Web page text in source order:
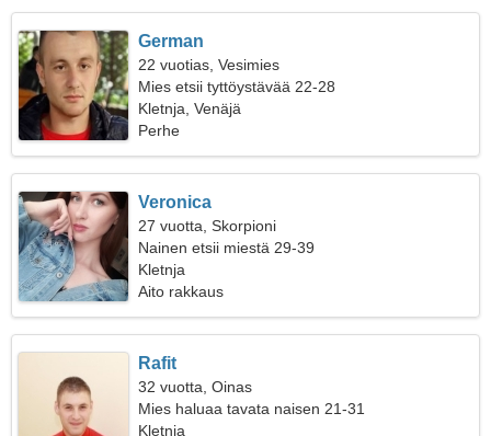
German
22 vuotias, Vesimies
Mies etsii tyttöystävää 22-28
Kletnja, Venäjä
Perhe
Veronica
27 vuotta, Skorpioni
Nainen etsii miestä 29-39
Kletnja
Aito rakkaus
Rafit
32 vuotta, Oinas
Mies haluaa tavata naisen 21-31
Kletnja